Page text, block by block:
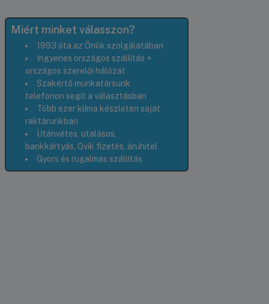
Miért minket válasszon?
1993 óta az Önök szolgálatában
Ingyenes országos szállítás +
országos szerelői hálózat
Szakértő munkatársunk
telefonon segít a választásban
Több ezer klíma készleten saját
raktárunkban
Utánvétes, utalásos,
bankkártyás, Qvik fizetés, áruhitel
Gyors és rugalmas szállítás